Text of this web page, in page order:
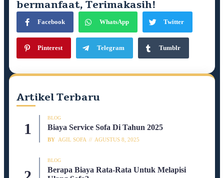
bermanfaat, Terimakasih!
Facebook WhatsApp Twitter
Pinterest Telegram Tumblr
Artikel Terbaru
BLOG
Biaya Service Sofa Di Tahun 2025
BY AGIL SOFA AGUSTUS 8, 2025
BLOG
Berapa Biaya Rata-Rata Untuk Melapisi